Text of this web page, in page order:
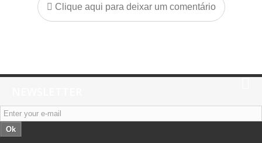
Clique aqui para deixar um comentário
Ok